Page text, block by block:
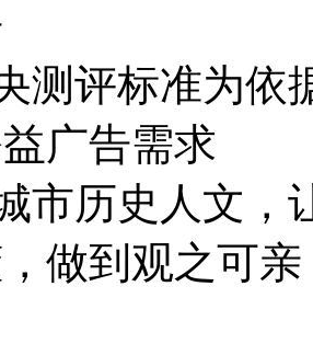
测评标准为依
广告需求
市历史人文，
做到观之可